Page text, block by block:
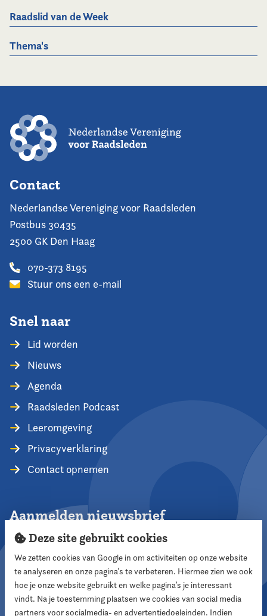
Raadslid van de Week
Thema's
Contact
Nederlandse Vereniging voor Raadsleden
Postbus 30435
2500 GK Den Haag
070-373 8195
Stuur ons een e-mail
Snel naar
Lid worden
Nieuws
Agenda
Raadsleden Podcast
Leeromgeving
Privacyverklaring
Contact opnemen
Aanmelden nieuwsbrief
Aanmelden
Deze site gebruikt cookies
We zetten cookies van Google in om activiteiten op onze website
te analyseren en onze pagina’s te verbeteren. Hiermee zien we ook
hoe je onze website gebruikt en welke pagina’s je interessant
vindt. Na je toestemming plaatsen we cookies van social media
partners voor socialmedia- en advertentiedoeleinden. Indien